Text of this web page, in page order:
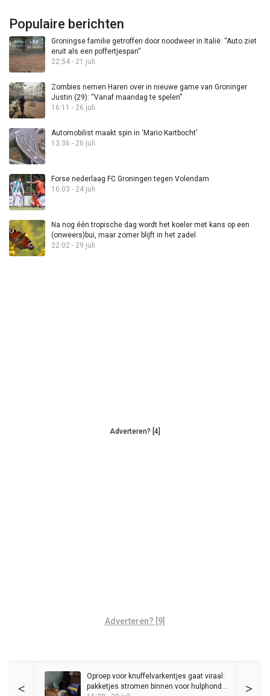
Populaire berichten
Groningse familie getroffen door noodweer in Italië: “Auto ziet
eruit als een poffertjespan”
22:54 - 21 juli
Zombies nemen Haren over in nieuwe game van Groninger
Justin (29): “Vanaf maandag te spelen”
16:11 - 26 juli
Automobilist maakt spin in ‘Mario Kartbocht’
13:36 - 26 juli
Forse nederlaag FC Groningen tegen Volendam
16:03 - 24 juli
Na nog één tropische dag wordt het koeler met kans op een
(onweers)bui, maar zomer blijft in het zadel
22:02 - 29 juli
Adverteren? [4]
Adverteren? [9]
< >
Oproep voor knuffelvarkentjes gaat viraal:
pakketjes stromen binnen voor hulphond